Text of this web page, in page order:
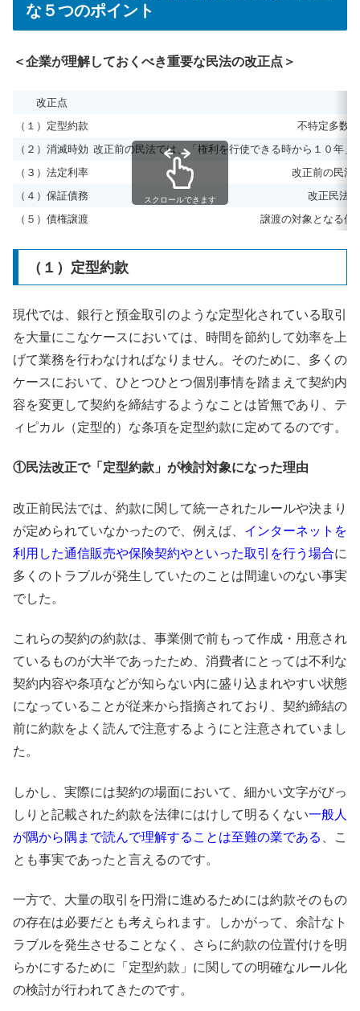
な５つのポイント
＜企業が理解しておくべき重要な民法の改正点＞
改正点
（１）定型約款
不特定多数
（２）消滅時効 改正前の民法では、「権利を行使できる時から１０年
（３）法定利率
改正前の民法
（４）保証債務
改正民法
（５）債権譲渡
譲渡の対象となる債
スクロールできます
（１）定型約款
現代では、銀行と預金取引のような定型化されている取引
を大量にこなケースにおいては、時間を節約して効率を上
げて業務を行わなければなりません。そのために、多くの
ケースにおいて、ひとつひとつ個別事情を踏まえて契約内
容を変更して契約を締結するようなことは皆無であり、テ
ィピカル（定型的）な条項を定型約款に定めてるのです。
①民法改正で「定型約款」が検討対象になった理由
改正前民法では、約款に関して統一されたルールや決まり
が定められていなかったので、例えば、 インターネットを
利用した通信販売や保険契約やといった取引を行う場合に
多くのトラブルが発生していたのことは間違いのない事実
でした。
これらの契約の約款は、事業側で前もって作成・用意され
ているものが大半であったため、消費者にとっては不利な
契約内容や条項などが知らない内に盛り込まれやすい状態
になっていることが従来から指摘されており、契約締結の
前に約款をよく読んで注意するようにと注意されていまし
た。
しかし、実際には契約の場面において、細かい文字がびっ
しりと記載された約款を法律にはけして明るくない一般人
が隅から隅まで読んで理解することは至難の業である
、こ
とも事実であったと言えるのです。
一方で、大量の取引を円滑に進めるためには約款そのもの
の存在は必要だとも考えられます。しかがって、余計なト
ラブルを発生させることなく、さらに約款の位置付けを明
らかにするために「定型約款」に関しての明確なルール化
の検討が行われてきたのです。